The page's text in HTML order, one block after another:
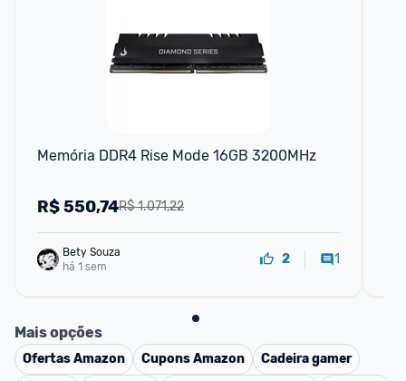
Memória DDR4 Rise Mode 16GB 3200MHz
R$ 1.071,22
R$550,74
Bety Souza
há 1 sem
2 1
Mais opções
OfertasAmazon CuponsAmazon
Cadeira gamer